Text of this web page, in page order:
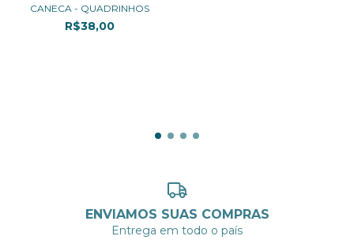
CANECA - QUADRINHOS
R$38,00
ENVIAMOS SUAS COMPRAS
Entrega em todo o país